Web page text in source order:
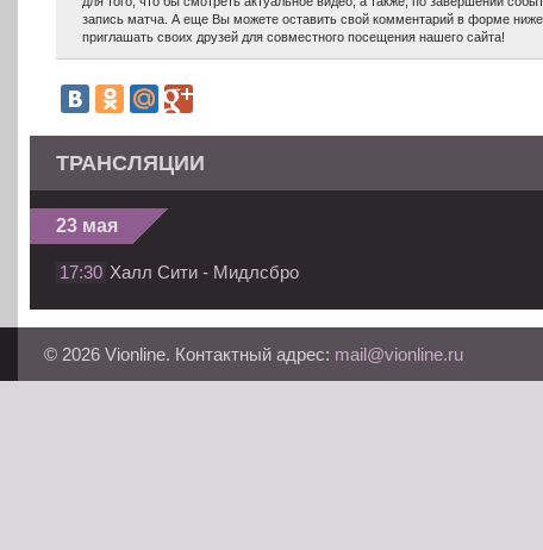
запись матча. А еще Вы можете оставить свой комментарий в форме
приглашать своих друзей для совместного посещения нашего сайта!
ТРАНСЛЯЦИИ
23 мая
17:30 Халл Сити - Мидлсбро
© 2026 Vionline. Контактный адрес: mail@vionline.ru